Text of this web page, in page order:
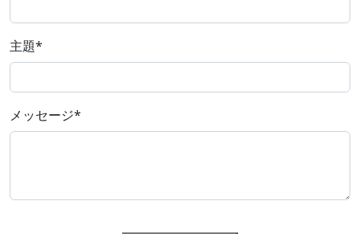
主題*
メッセージ*